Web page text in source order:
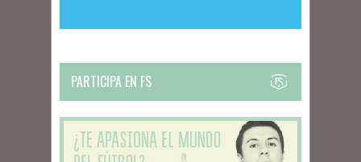
PARTICIPA EN FS